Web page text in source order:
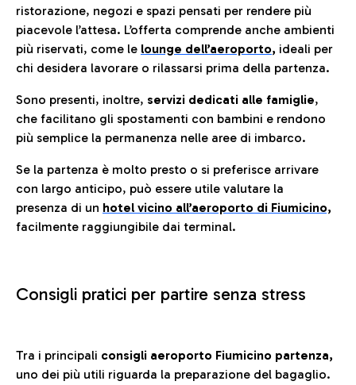
ristorazione, negozi e spazi pensati per rendere più
piacevole l’attesa. L’offerta comprende anche ambienti
più riservati, come le lounge dell’aeroporto, ideali per
chi desidera lavorare o rilassarsi prima della partenza.
Sono presenti, inoltre, servizi dedicati alle famiglie,
che facilitano gli spostamenti con bambini e rendono
più semplice la permanenza nelle aree di imbarco.
Se la partenza è molto presto o si preferisce arrivare
con largo anticipo, può essere utile valutare la
presenza di un hotel vicino all’aeroporto di Fiumicino,
facilmente raggiungibile dai terminal.
Consigli pratici per partire senza stress
Tra i principali consigli aeroporto Fiumicino partenza,
uno dei più utili riguarda la preparazione del bagaglio.